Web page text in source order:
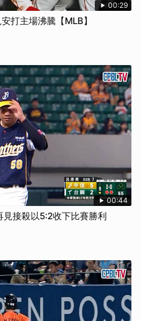
00:29
打主場沸騰【MLB】
00:44
接殺以5:2收下比賽勝利